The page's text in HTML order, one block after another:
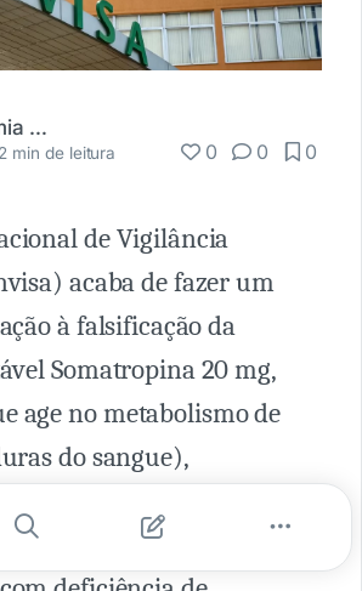
Academia Médica
2 min de leitura 0 0 0
de Vigilância
acaba de fazer um
à falsificação da
Somatropina 20 mg,
age no metabolismo de
do sangue),
aumenta sua velocidade